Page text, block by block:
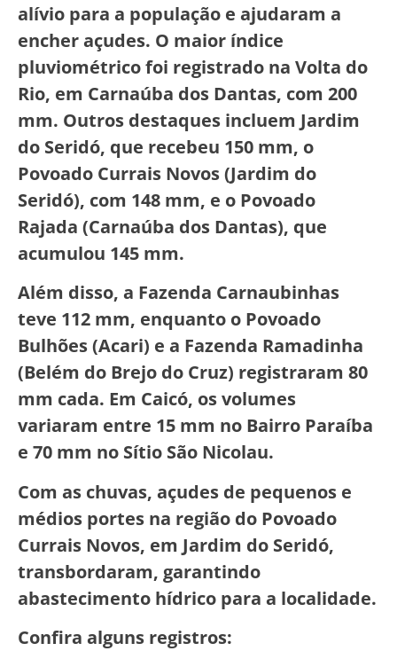
alívio para a população e ajudaram a
encher açudes. O maior índice
pluviométrico foi registrado na Volta do
Rio, em Carnaúba dos Dantas, com 200
mm. Outros destaques incluem Jardim
do Seridó, que recebeu 150 mm, o
Povoado Currais Novos (Jardim do
Seridó), com 148 mm, e o Povoado
Rajada (Carnaúba dos Dantas), que
acumulou 145 mm.
Além disso, a Fazenda Carnaubinhas
teve 112 mm, enquanto o Povoado
Bulhões (Acari) e a Fazenda Ramadinha
(Belém do Brejo do Cruz) registraram 80
mm cada. Em Caicó, os volumes
variaram entre 15 mm no Bairro Paraíba
e 70 mm no Sítio São Nicolau.
Com as chuvas, açudes de pequenos e
médios portes na região do Povoado
Currais Novos, em Jardim do Seridó,
transbordaram, garantindo
abastecimento hídrico para a localidade.
Confira alguns registros: